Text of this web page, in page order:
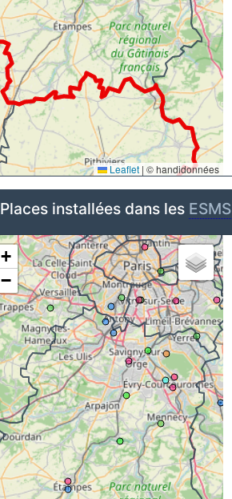
Leaflet | © handidonnées
Places installées dans les ESMS
+
−